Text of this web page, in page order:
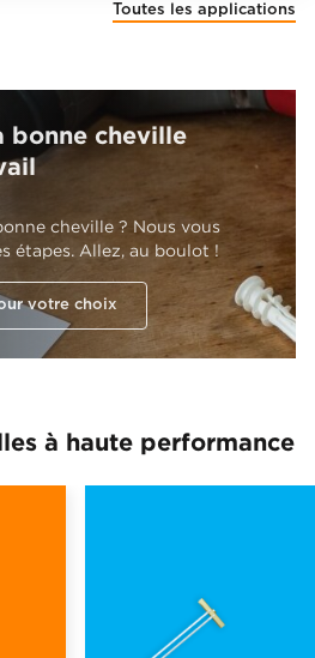
Toutes les applications
bonne cheville
cheville ? Nous vous
étapes. Allez, au boulot !
votre choix
à haute performance